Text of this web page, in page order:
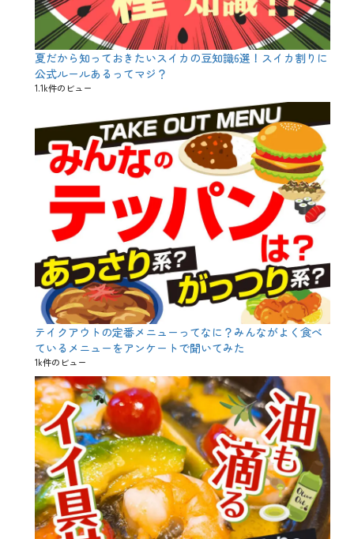
夏だから知っておきたいスイカの豆知識6選！スイカ割りに
公式ルールあるってマジ？
1.1k件のビュー
テイクアウトの定番メニューってなに？みんながよく食べ
ているメニューをアンケートで聞いてみた
1k件のビュー